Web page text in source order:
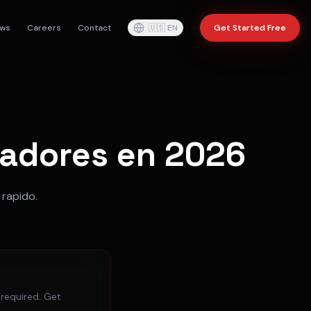
Careers Contact 🇺🇸 EN Get Started Free
en 2026
Get